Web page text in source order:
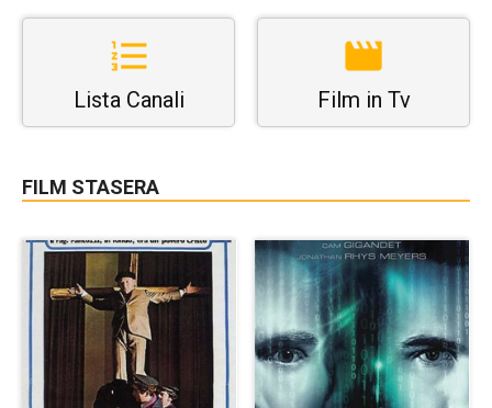
Lista Canali Film in Tv
FILM STASERA